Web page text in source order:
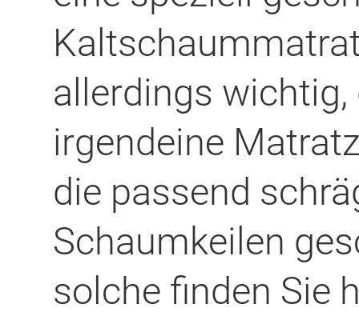
allerdings
irgendeine
die passend
Schaumkeilen
solche finden Sie